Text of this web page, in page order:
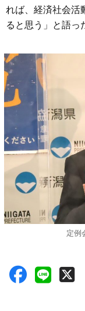
れば、経済社会活
ると思う」と語っ
定例